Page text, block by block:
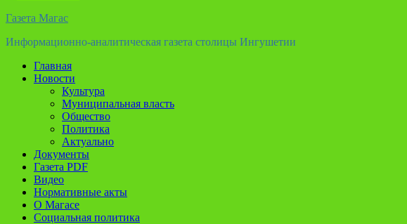
Газета Магас
Информационно-аналитическая газета столицы Ингушетии
Главная
Новости
Культура
Муниципальная власть
Общество
Политика
Актуально
Документы
Газета PDF
Видео
Нормативные акты
О Магасе
Социальная политика